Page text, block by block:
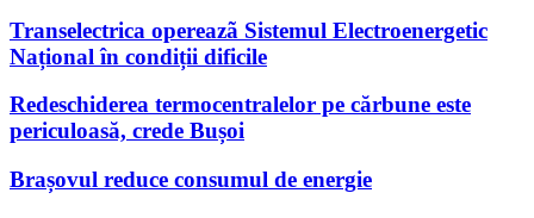
Transelectrica opereazã Sistemul Electroenergetic
Național în condiții dificile
Redeschiderea termocentralelor pe cărbune este
periculoasă, crede Bușoi
Brașovul reduce consumul de energie